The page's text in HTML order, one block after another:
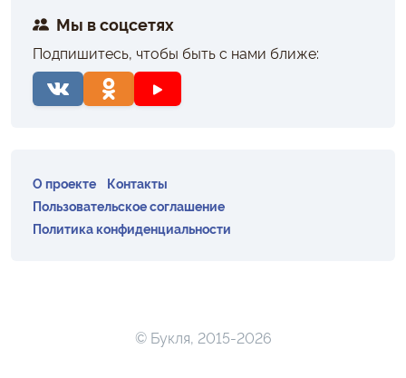
Мы в соцсетях
Подпишитесь, чтобы быть с нами ближе:
О проекте
Контакты
Пользовательское соглашение
Политика конфиденциальности
© Букля, 2015-2026